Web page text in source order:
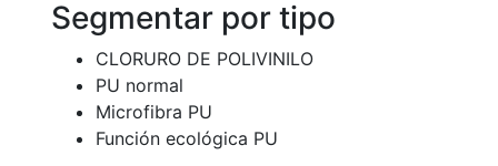
Segmentar por tipo
CLORURO DE POLIVINILO
PU normal
Microfibra PU
Función ecológica PU